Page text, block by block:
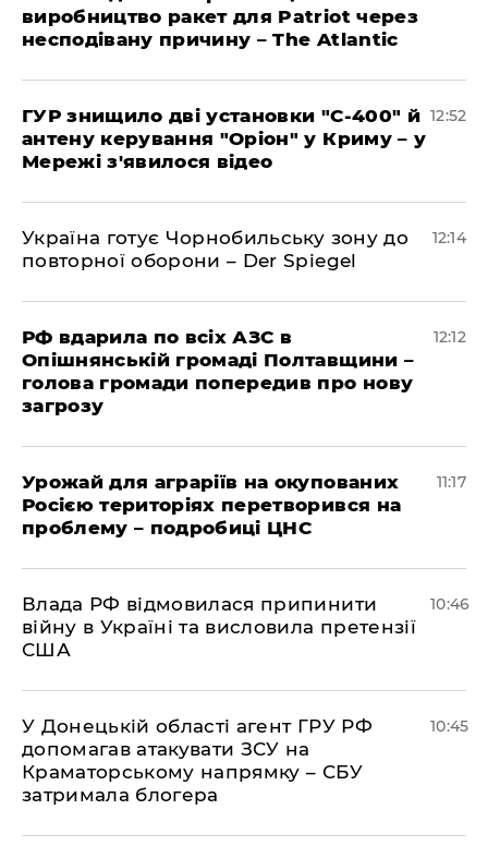
виробництво ракет для Patriot через
несподівану причину – The Atlantic
ГУР знищило дві установки "С-400" й
антену керування "Оріон" у Криму – у
Мережі з'явилося відео
12:52
Україна готує Чорнобильську зону до
повторної оборони – Der Spiegel
12:14
РФ вдарила по всіх АЗС в
Опішнянській громаді Полтавщини –
голова громади попередив про нову
загрозу
12:12
Урожай для аграріїв на окупованих
Росією територіях перетворився на
проблему – подробиці ЦНС
11:17
Влада РФ відмовилася припинити
війну в Україні та висловила претензії
США
10:46
У Донецькій області агент ГРУ РФ
допомагав атакувати ЗСУ на
Краматорському напрямку – СБУ
затримала блогера
10:45